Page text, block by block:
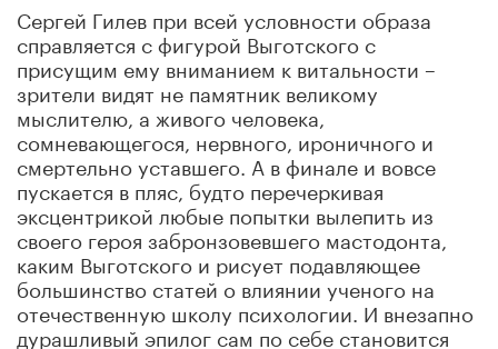
Сергей Гилев при всей условности образа
справляется с фигурой Выготского с
присущим ему вниманием к витальности –
зрители видят не памятник великому
мыслителю, а живого человека,
сомневающегося, нервного, ироничного и
смертельно уставшего. А в финале и вовсе
пускается в пляс, будто перечеркивая
эксцентрикой любые попытки вылепить из
своего героя забронзовевшего мастодонта,
каким Выготского и рисует подавляющее
большинство статей о влиянии ученого на
отечественную школу психологии. И внезапно
дурашливый эпилог сам по себе становится